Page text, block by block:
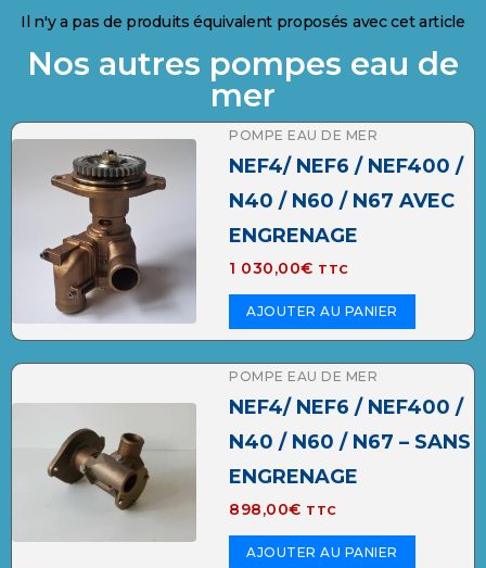
Il n'y a pas de produits équivalent proposés avec cet article
Nos autres pompes eau de
mer
POMPE EAU DE MER
NEF4/ NEF6 / NEF400 /
N40 / N60 / N67 AVEC
ENGRENAGE
1 030,00€ TTC
AJOUTER AU PANIER
POMPE EAU DE MER
NEF4/ NEF6 / NEF400 /
N40 / N60 / N67 – SANS
ENGRENAGE
898,00€ TTC
AJOUTER AU PANIER